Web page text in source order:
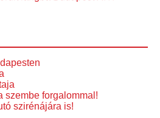
szembe forgalommal!
szirénájára is!